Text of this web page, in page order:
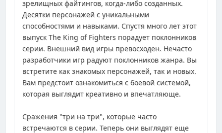
зрелищных файтингов, когда-либо созданных.
Десятки персонажей с уникальными
способностями и навыками. Спустя много лет этот
выпуск The King of Fighters порадует поклонников
серии. Внешний вид игры превосходен. Нечасто
разработчики игр радуют поклонников жанра. Вы
встретите как знакомых персонажей, так и новых.
Вам предстоит ознакомиться с боевой системой,
которая выглядит креативно и впечатляюще.
Сражения "три на три", которые часто
встречаются в серии. Теперь они выглядят еще